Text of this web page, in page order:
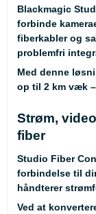
Blackmagic
forbinde
fiberkabler og
problemfri
Med denne
op til 2 km væk
Strøm,
fiber
Studio Fiber
forbindelse til
håndterer
Ved at